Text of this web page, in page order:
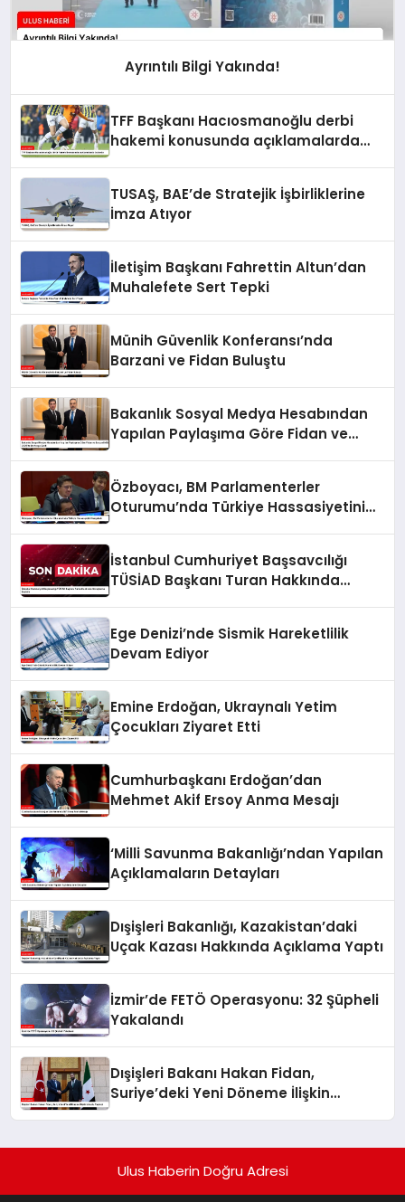
Ayrıntılı Bilgi Yakında!
TFF Başkanı Hacıosmanoğlu derbi
hakemi konusunda açıklamalarda
TUSAŞ, BAE’de Stratejik İşbirliklerine
İmza Atıyor
İletişim Başkanı Fahrettin Altun’dan
Muhalefete Sert Tepki
Münih Güvenlik Konferansı’nda
Barzani ve Fidan Buluştu
Bakanlık Sosyal Medya Hesabından
Yapılan Paylaşıma Göre Fidan ve
Özboyacı, BM Parlamenterler
Oturumu’nda Türkiye Hassasiyetini
İstanbul Cumhuriyet Başsavcılığı
TÜSİAD Başkanı Turan Hakkında
Ege Denizi’nde Sismik Hareketlilik
Devam Ediyor
Emine Erdoğan, Ukraynalı Yetim
Çocukları Ziyaret Etti
Cumhurbaşkanı Erdoğan’dan
Mehmet Akif Ersoy Anma Mesajı
‘Milli Savunma Bakanlığı’ndan Yapılan
Açıklamaların Detayları
Dışişleri Bakanlığı, Kazakistan’daki
Uçak Kazası Hakkında Açıklama Yaptı
İzmir’de FETÖ Operasyonu: 32 Şüpheli
Yakalandı
Dışişleri Bakanı Hakan Fidan,
Suriye’deki Yeni Döneme İlişkin
Ulus Haberin Doğru Adresi